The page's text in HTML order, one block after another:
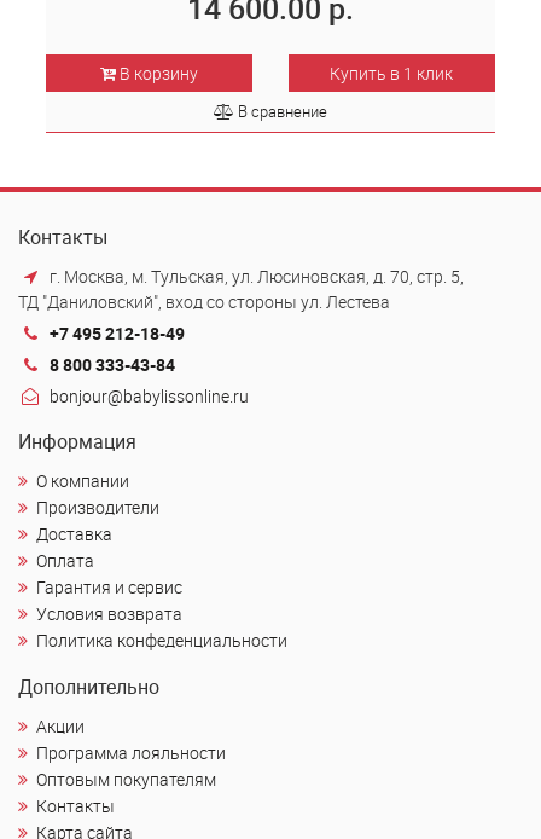
В корзину Купить в 1 клик
В сравнение
Контакты
г. Москва, м. Тульская, ул. Люсиновская, д. 70, стр. 5,
ТД "Даниловский", вход со стороны ул. Лестева
+7 495 212-18-49
8 800 333-43-84
bonjour@babylissonline.ru
Информация
О компании
Производители
Доставка
Оплата
Гарантия и сервис
Условия возврата
Политика конфеденциальности
Дополнительно
Акции
Программа лояльности
Оптовым покупателям
Контакты
Карта сайта